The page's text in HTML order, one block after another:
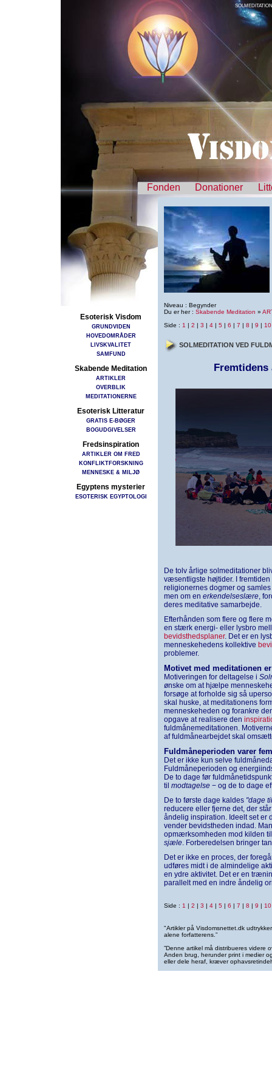
Fonden Donationer
Esoterisk Visdom
GRUNDVIDEN
HOVEDOMRÅDER
LIVSKVALITET
SAMFUND
Skabende Meditation
ARTIKLER
OVERBLIK
MEDITATIONERNE
Esoterisk Litteratur
GRATIS E-BØGER
BOGUDGIVELSER
Fredsinspiration
ARTIKLER OM FRED
KONFLIKTFORSKNING
MENNESKE & MILJØ
Egyptens mysterier
ESOTERISK EGYPTOLOGI
Niveau : Begynder
Du er her : Skabende Meditation »
Side : 1 | 2 | 3 | 4 | 5 | 6 | 7 | 8 | 9 | 10
SOLMEDITATION VED
Fremtidens
De tolv årlige solmeditationer
væsentligste højtider. I
religionernes dogmer og
men om en erkendelseslære,
deres meditative samarbejde.
Efterhånden som flere og flere
en stærk energi- eller lysbro
bevidsthedsplaner. Det er en
menneskehedens kollektive
problemer.
Motivet med meditationen
Motiveringen for deltagelse i
ønske om at hjælpe
forsøge at forholde sig så
skal huske, at meditationens
menneskeheden og forankre
opgave at realisere den
fuldmånemeditationen.
af fuldmånearbejdet skal
Fuldmåneperioden varer
Det er ikke kun selve
Fuldmåneperioden og
De to dage før
til modtagelse − og de to dage
De to første dage kaldes "dage
reducere eller fjerne det, der
åndelig inspiration. Ideelt set er
vender bevidstheden indad.
opmærksomheden mod kilden
sjæle. Forberedelsen bringer
Det er ikke en proces, der
udføres midt i de almindelige
en ydre aktivitet. Det er en
parallelt med en indre åndelig
Side : 1 | 2 | 3 | 4 | 5 | 6 | 7 | 8 | 9 | 10
"Artikler på Visdomsnettet.dk
alene forfatterens.”
”Denne artikel må distribueres videre
Anden brug, herunder print i medier
eller dele heraf, kræver